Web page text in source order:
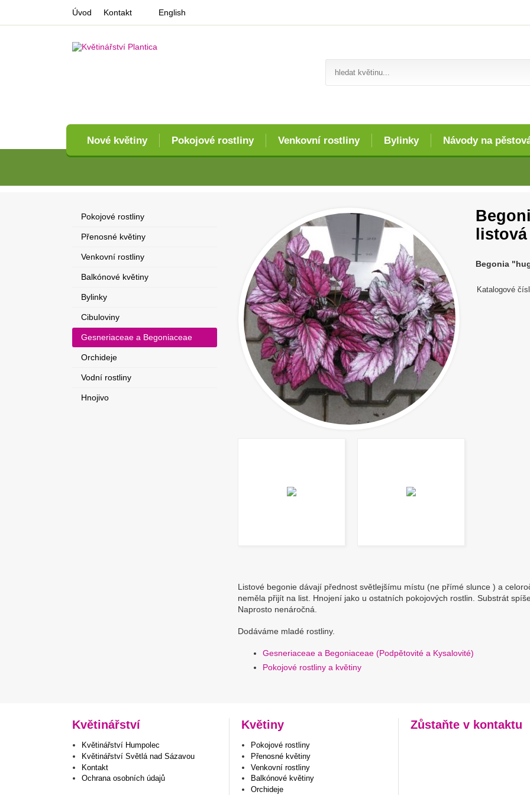
Nové květiny Pokojové rostliny Venkovní rostliny Bylinky Návody na
Úvod Kontakt English
Begonia
Katalogové
Listové begonie dávají přednost světlejšímu místu (ne přímé slunce ) a
neměla přijít na list. Hnojení jako u ostatních pokojových rostlin. Substrát
Naprosto nenáročná.
Dodáváme mladé rostliny.
Gesneriaceae a Begoniaceae (Podpětovité a Kysalovité)
Pokojové rostliny a květiny
Pokojové rostliny
Přenosné květiny
Venkovní rostliny
Balkónové květiny
Bylinky
Cibuloviny
Gesneriaceae a Begoniaceae
Orchideje
Vodní rostliny
Hnojivo
Květinářství
Květinářství Humpolec
Květinářství Světlá nad Sázavou
Kontakt
Ochrana osobních údajů
Květiny
Pokojové rostliny
Přenosné květiny
Venkovní rostliny
Balkónové květiny
Orchideje
Zůstaňte v kontaktu